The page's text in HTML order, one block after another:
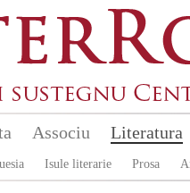
Associu Literatura
Isule literarie Prosa